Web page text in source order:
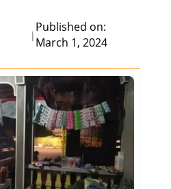
|
Published on:
March 1, 2024